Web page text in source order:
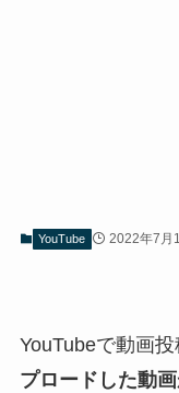
YouTube 2022年7月
YouTubeで動画投
プロードした動